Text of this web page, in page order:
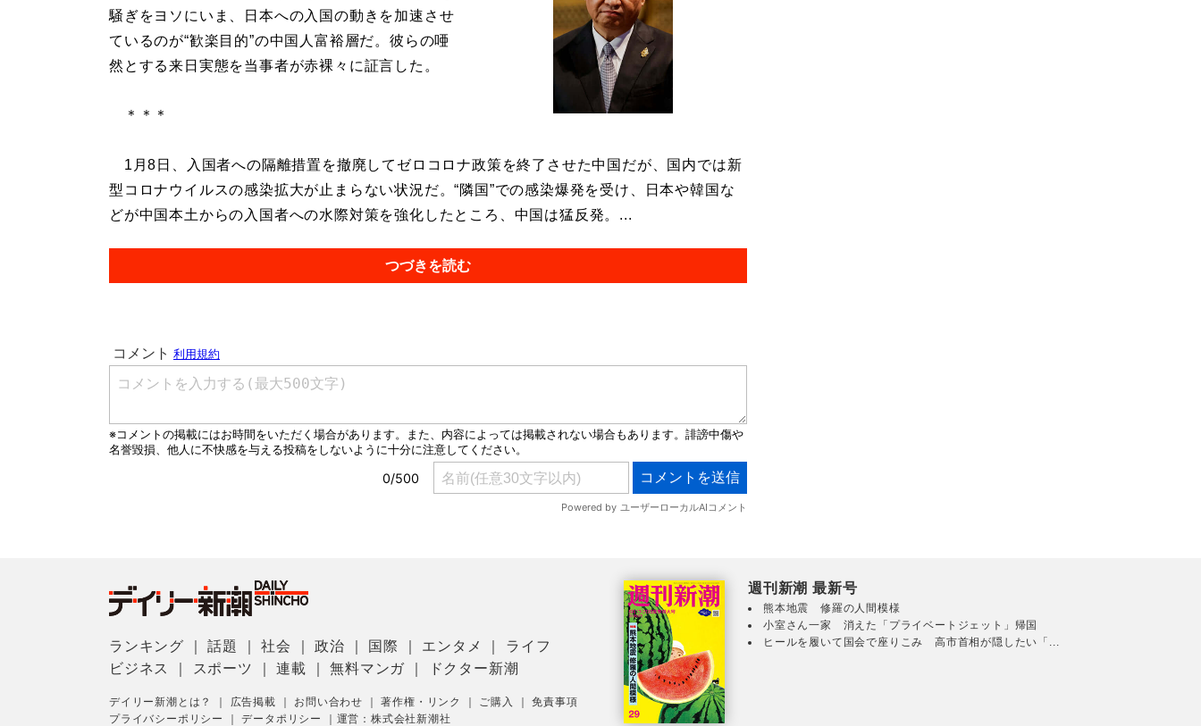
騒ぎをヨソにいま、日本への入国の動きを加速させ
ているのが“歓楽目的”の中国人富裕層だ。彼らの唖
然とする来日実態を当事者が赤裸々に証言した。
＊＊＊
1月8日、入国者への隔離措置を撤廃してゼロコロナ政策を終了させた中国だが、国内では新
型コロナウイルスの感染拡大が止まらない状況だ。“隣国”での感染爆発を受け、日本や韓国な
どが中国本土からの入国者への水際対策を強化したところ、中国は猛反発。...
つづきを読む
ランキング ｜話題 ｜社会 ｜政治 国際 エンタメ
ライフ
ビジネス
スポーツ ｜連載 ｜無料マンガ ドクター新潮
デイリー新潮とは？ 広告掲載 お問い合わせ ｜著作権・リンク ご購入 ｜免責事項
プライバシーポリシー
｜データポリシー 運営：株式会社新潮社
週刊新潮 最新号
熊本地震 修羅の人間模様
小室さん一家 消えた「プライベートジェット」帰国
ヒールを履いて国会で座りこみ 高市首相が隠したい「...